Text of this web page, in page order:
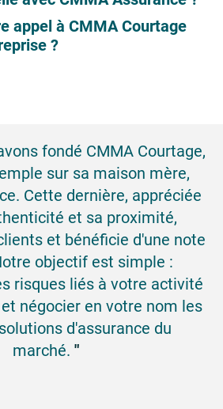
appel à CMMA Courtage
?
fondé CMMA Courtage,
sur sa maison mère,
Cette dernière, appréciée
et sa proximité,
et bénéficie d'une note
objectif est simple :
risques liés à votre activité
négocier en votre nom les
d'assurance du
marché. "